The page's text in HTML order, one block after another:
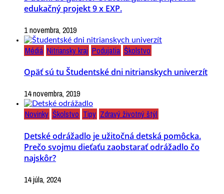
edukačný projekt 9 x EXP.
1 novembra, 2019
Médiá Nitriansky kraj Podujatia Školstvo
Opäť sú tu Študentské dni nitrianskych univerzít
14 novembra, 2019
Novinky Školstvo Tipy Zdravý životný štýl
Detské odrážadlo je užitočná detská pomôcka.
Prečo svojmu dieťaťu zaobstarať odrážadlo čo
najskôr?
14 júla, 2024